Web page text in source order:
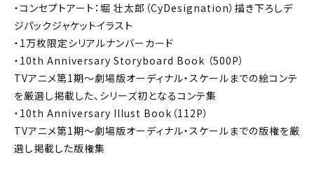
・コンセプトアート：堀 壮太郎（CyDesignation）描き下ろしデ
ジパックジャケットイラスト
・1万枚限定シリアルナンバーカード
・10th Anniversary Storyboard Book （500P）
TVアニメ第1期～劇場版オーディナル・スケールまでの絵コンテ
を厳選し掲載した、シリーズ初となるコンテ集
・10th Anniversary Illust Book（112P）
TVアニメ第1期～劇場版オーディナル・スケールまでの版権を厳
選し掲載した版権集